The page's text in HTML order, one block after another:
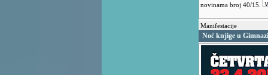
novinama broj 40/15.
Manifestacije
Noć knjige u